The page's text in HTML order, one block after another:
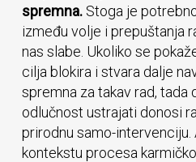
spremna. Stoga je
između volje i prepuštanja
nas slabe. Ukoliko se
cilja blokira i stvara dalje
spremna za takav rad, tada
odlučnost ustrajati donosi
prirodnu samo-intervenciju.
kontekstu procesa